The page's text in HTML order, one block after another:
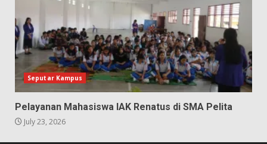
Seputar Kampus
Pelayanan Mahasiswa IAK Renatus di SMA Pelita
July 23, 2026